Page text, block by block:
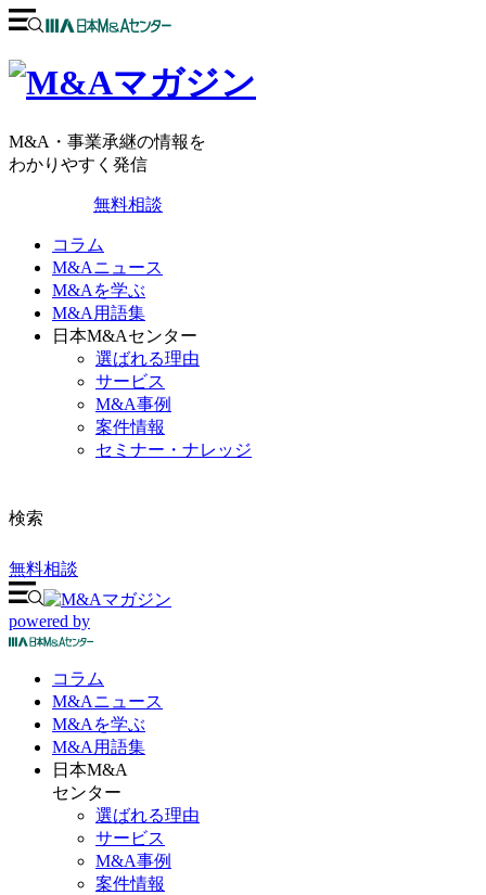
M&A・事業承継の情報を
わかりやすく発信
無料相談
コラム
M&Aニュース
M&Aを学ぶ
M&A用語集
日本M&Aセンター
選ばれる理由
サービス
M&A事例
案件情報
セミナー・ナレッジ
検索
無料相談
powered by
コラム
M&Aニュース
M&Aを学ぶ
M&A 用語集
日本M&A
センター
選ばれる理由
サービス
M&A事例
案件情報